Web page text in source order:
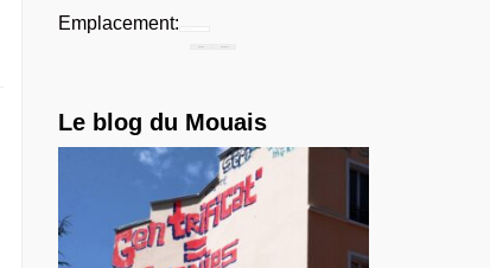
Emplacement:
Le blog du Mouais